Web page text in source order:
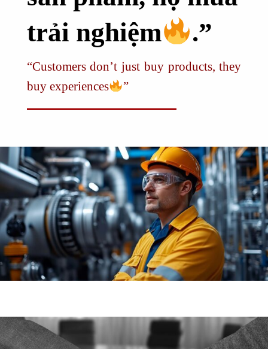
trải nghiệm
.”
“Customers don’t just buy products, they
buy experiences
”